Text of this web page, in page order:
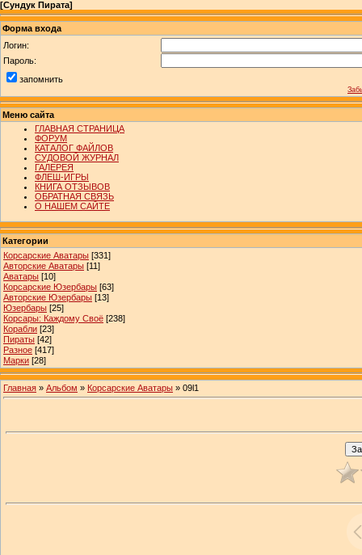
[Сундук Пирата]
Форма входа
Логин:
Пароль:
запомнить
Меню сайта
ГЛАВНАЯ СТРАНИЦА
ФОРУМ
КАТАЛОГ ФАЙЛОВ
СУДОВОЙ ЖУРНАЛ
ГАЛЕРЕЯ
ФЛЕШ-ИГРЫ
КНИГА ОТЗЫВОВ
ОБРАТНАЯ СВЯЗЬ
О НАШЕМ САЙТЕ
Категории
Корсарские Аватары [331]
Авторские Аватары [11]
Аватары [10]
Корсарские Юзербары [63]
Авторские Юзербары [13]
Юзербары [25]
Корсары: Каждому Своё [238]
Корабли [23]
Пираты [42]
Разное [417]
Марки [28]
Главная » Альбом » Корсарские Аватары » 09l1